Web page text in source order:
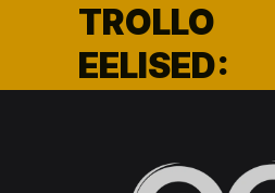
TROLLO
EELISED: